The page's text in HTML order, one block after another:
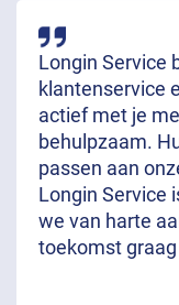
Longin Service
klantenservice
actief met je
behulpzaam.
passen aan
Longin Service
we van harte
toekomst